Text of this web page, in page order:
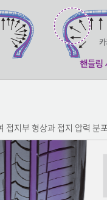
접지부 형상과 접지 압력